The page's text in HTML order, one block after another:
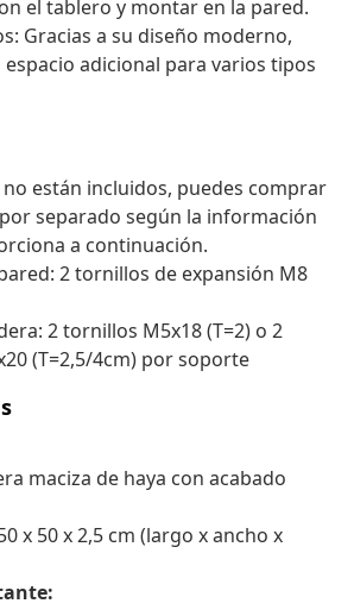
el tablero y montar en la pared.
Gracias a su diseño moderno,
adicional para varios tipos
están incluidos, puedes comprar
separado según la información
a continuación.
2 tornillos de expansión M8
2 tornillos M5x18 (T=2) o 2
(T=2,5/4cm) por soporte
maciza de haya con acabado
x 50 x 2,5 cm (largo x ancho x